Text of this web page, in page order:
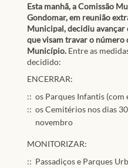
Esta manhã, a Comissão
Gondomar, em reunião
Municipal, decidiu
que visam travar o número
Município. Entre as
decidido:
ENCERRAR:
os Parques Infantis (com
os Cemitérios nos dias
novembro
MONITORIZAR:
Passadiços e Parques